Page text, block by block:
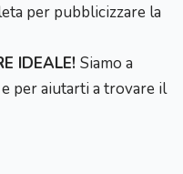
per pubblicizzare la
IDEALE! Siamo a
per aiutarti a trovare il